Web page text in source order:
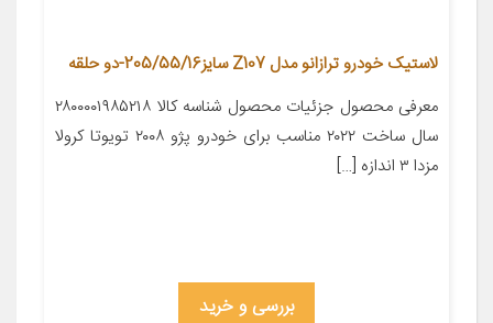
لاستیک خودرو ترازانو مدل Z107 سایز205/55/16-دو حلقه
معرفی محصول جزئیات محصول شناسه کالا ۲۸۰۰۰۰۱۹۸۵۲۱۸
سال ساخت ۲۰۲۲ مناسب برای خودرو پژو ۲۰۰۸ تویوتا کرولا
مزدا ۳ اندازه […]
بررسی و خرید